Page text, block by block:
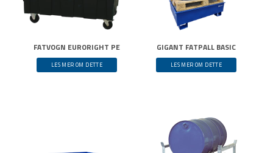
FATVOGN EURORIGHT PE
LES MER OM DETTE
GIGANT FATPALL BASIC
LES MER OM DETTE